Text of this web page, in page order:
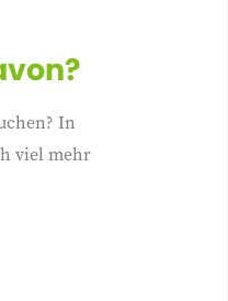
In
viel mehr